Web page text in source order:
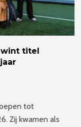
wint titel
tot
Zij kwamen als